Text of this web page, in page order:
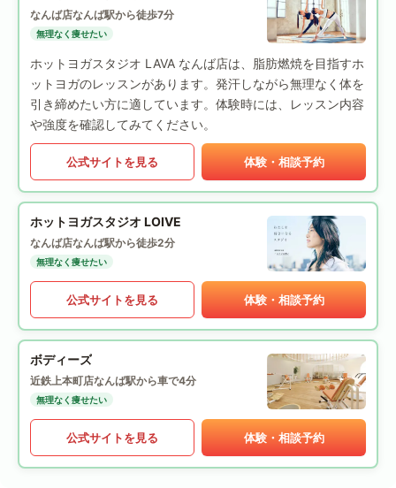
なんば店なんば駅から徒歩7分
無理なく痩せたい
ホットヨガスタジオ LAVA なんば店は、脂肪燃焼を目指すホ
ットヨガのレッスンがあります。発汗しながら無理なく体を
引き締めたい方に適しています。体験時には、レッスン内容
や強度を確認してみてください。
公式サイトを見る 体験・相談予約
ホットヨガスタジオ LOIVE
なんば店なんば駅から徒歩2分
無理なく痩せたい
公式サイトを見る 体験・相談予約
ボディーズ
近鉄上本町店なんば駅から車で4分
無理なく痩せたい
公式サイトを見る 体験・相談予約